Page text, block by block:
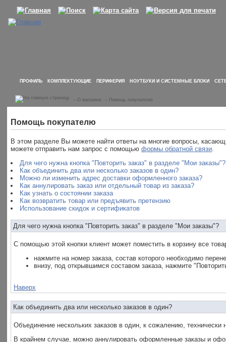
ПРОФИЛЬ КОМПЛЕКТУЮЩИЕ ПЕРИФЕРИЯ НОУТБУКИ И СИСТЕМНЫЕ БЛОКИ
– О магазине – Помощь покупателю
Помощь покупателю
В этом разделе Вы можете найти ответы на многие вопросы,
можете отправить нам запрос с помощью формы обратной связи.
Для чего нужна кнопка "Повторить заказ" в разделе "Мои заказы"?
Как объединить два или несколько заказов в один?
Можно ли изменить адрес доставки оформленного заказа?
Как аннулировать заказ или отдельный товар из заказа?
Как узнать о состоянии заказа
Как возвратить товар или предъявить претензию
Использование скидок и сертификатов
Для чего нужна кнопка "Повторить заказ" в разделе "Мои заказы"?
С помощью этой кнопки клиент может поместить в корзину все
нажмите на номер заказа, состав которого необходимо
внизу, под открывшимся составом заказа, нажмите
Наверх
Как объединить два или несколько заказов в один?
Объединение нескольких заказов в один, к сожалению, технически
В крайнем случае, можно аннулировать оформленные заказы и